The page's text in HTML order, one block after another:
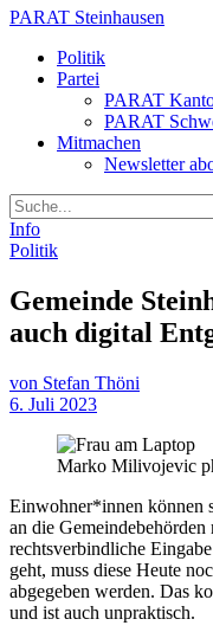
PARAT Steinhausen
Politik
Partei
PARAT
PARAT
Mitmachen
Newsletter
Suche
Info
Politik
Gemeinde
auch digital
von Stefan Thöni
6. Juli 2023
Marko Milivojevic
Einwohner*innen können
an die
rechtsverbindliche
geht, muss diese Heute
abgegeben werden. Das
und ist auch unpraktisch.